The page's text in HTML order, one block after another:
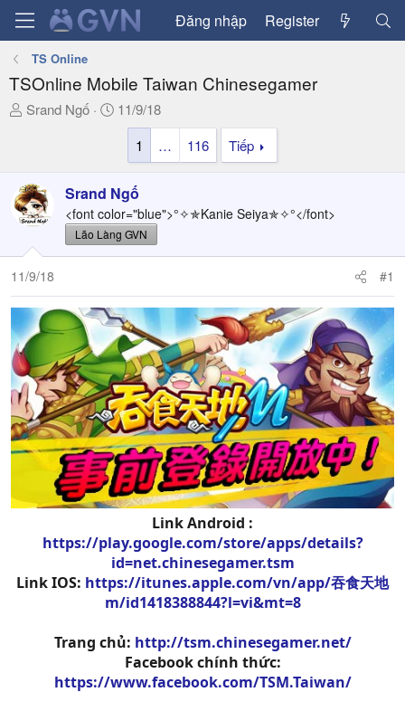
Đăng nhập Register
TS Online
TSOnline Mobile Taiwan Chinesegamer
T
a
d
s
a
r
t
r
Srand Ngố
N
g
ử
i
11/9/18
1
… 116 Tiếp
Srand Ngố
<font color="blue">°✧✯Kanie Seiya✯✧°</font>
Lão Làng GVN
11/9/18 #1
Link Android :
https://play.google.com/store/apps/details?
id=net.chinesegamer.tsm
Link IOS: https://itunes.apple.com/vn/app/吞食天地
m/id1418388844?l=vi&mt=8
Trang chủ: http://tsm.chinesegamer.net/
Facebook chính thức:
https://www.facebook.com/TSM.Taiwan/